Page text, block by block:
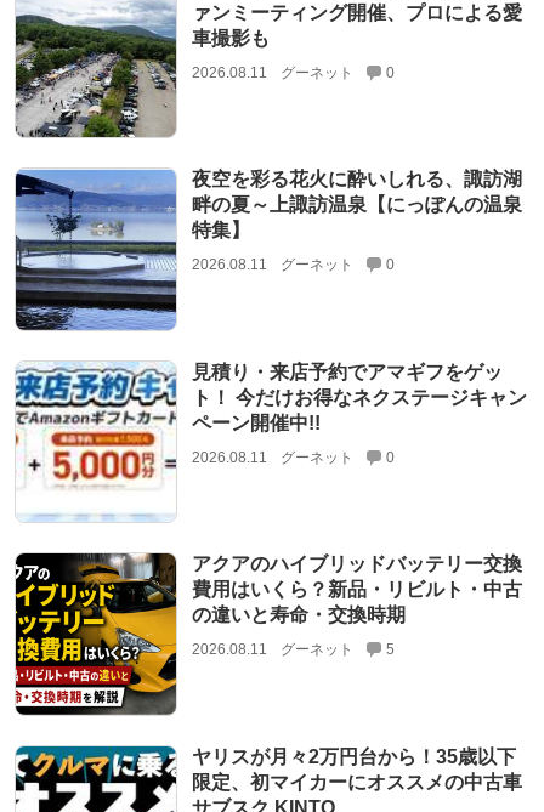
ァンミーティング開催、プロによる愛
車撮影も
2026.08.11 グーネット 0
夜空を彩る花火に酔いしれる、諏訪湖
畔の夏～上諏訪温泉【にっぽんの温泉
特集】
2026.08.11 グーネット 0
見積り・来店予約でアマギフをゲッ
ト！ 今だけお得なネクステージキャン
ペーン開催中!!
2026.08.11 グーネット 0
アクアのハイブリッドバッテリー交換
費用はいくら？新品・リビルト・中古
の違いと寿命・交換時期
2026.08.11 グーネット 5
ヤリスが月々2万円台から！35歳以下
限定、初マイカーにオススメの中古車
サブスク KINTO